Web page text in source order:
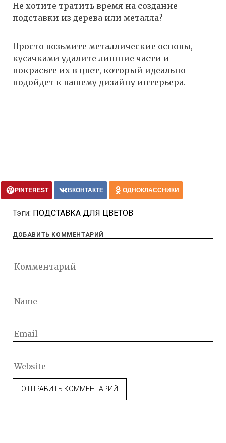
Не хотите тратить время на создание
подставки из дерева или металла?
Просто возьмите металлические основы,
кусачками удалите лишние части и
покрасьте их в цвет, который идеально
подойдет к вашему дизайну интерьера.
PINTEREST ВКОНТАКТЕ ОДНОКЛАССНИКИ
Тэги: ПОДСТАВКА ДЛЯ ЦВЕТОВ
ДОБАВИТЬ КОММЕНТАРИЙ